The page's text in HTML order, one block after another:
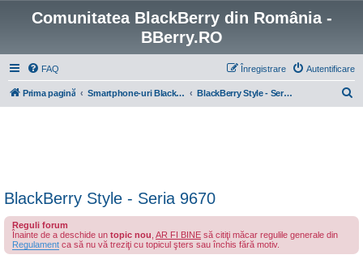
Comunitatea BlackBerry din România -
BBerry.RO
FAQ Autentificare
Înregistrare
Prima pagină Smartphone-uri BlackBerry cu OS 4-7 BlackBerry Style - Seria 9670
BlackBerry Style - Seria 9670
Reguli forum
Înainte de a deschide un topic nou AR FI BINE să citiţi măcar regulile generale din
Regulament ca să nu vă treziţi cu topicul şters sau închis fără motiv.